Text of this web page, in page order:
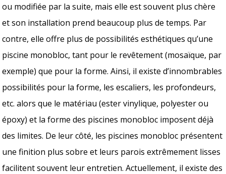
ou modifiée par la suite, mais elle est souvent plus chère
et son installation prend beaucoup plus de temps. Par
contre, elle offre plus de possibilités esthétiques qu’une
piscine monobloc, tant pour le revêtement (mosaïque, par
exemple) que pour la forme. Ainsi, il existe d’innombrables
possibilités pour la forme, les escaliers, les profondeurs,
etc. alors que le matériau (ester vinylique, polyester ou
époxy) et la forme des piscines monobloc imposent déjà
des limites. De leur côté, les piscines monobloc présentent
une finition plus sobre et leurs parois extrêmement lisses
facilitent souvent leur entretien. Actuellement, il existe des